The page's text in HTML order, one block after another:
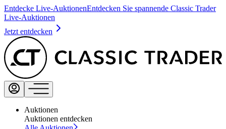
Entdecke Live-AuktionenEntdecken Sie spannende Classic Trader
Live-Auktionen
Jetzt entdecken
Auktionen
Auktionen entdecken